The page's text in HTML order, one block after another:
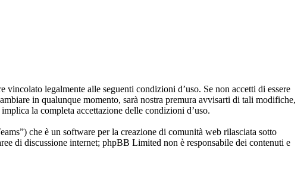
legalmente alle seguenti condizioni d’uso. Se non accetti di essere
in qualunque momento, sarà nostra premura avvisarti di tali modifiche,
la completa accettazione delle condizioni d’uso.
che è un software per la creazione di comunità web rilasciata sotto
di discussione internet; phpBB Limited non è responsabile dei contenuti e